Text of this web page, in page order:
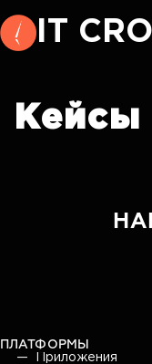
IT
Кейсы
ПЛАТФОРМЫ
Приложения